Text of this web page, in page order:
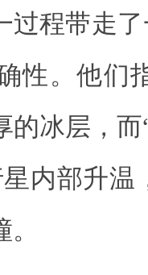
过程带走
性。他们
的冰层，
内部升温